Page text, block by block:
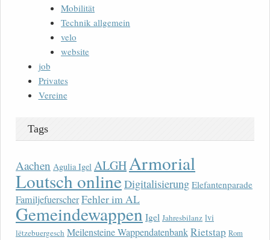
Mobilität
Technik allgemein
velo
website
job
Privates
Vereine
Tags
Aachen Agulia Igel ALGH Armorial
Loutsch onlineDigitalisierung Elefantenparade
FamiljefuerscherFehler im AL
Gemeindewappen Igel Jahresbilanz lvi
lëtzebuergesch Meilensteine WappendatenbankRietstap Rom